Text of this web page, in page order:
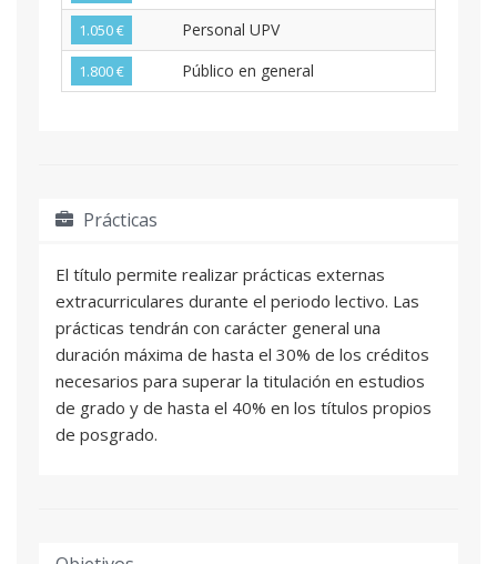
1.050 € Personal UPV
1.800 € Público en general
Prácticas
El título permite realizar prácticas externas
extracurriculares durante el periodo lectivo. Las
prácticas tendrán con carácter general una
duración máxima de hasta el 30% de los créditos
necesarios para superar la titulación en estudios
de grado y de hasta el 40% en los títulos propios
de posgrado.